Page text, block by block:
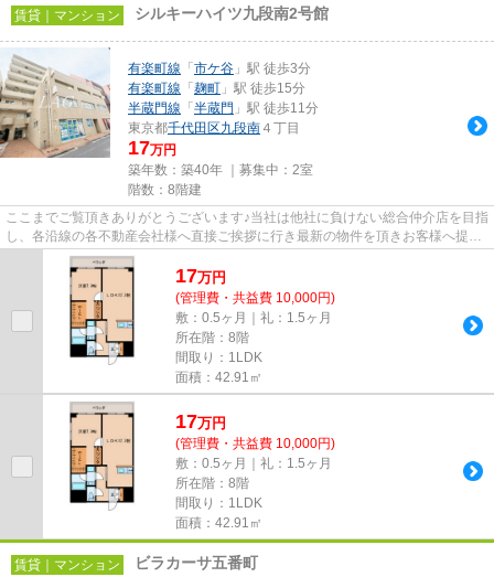
賃貸｜マンション シルキーハイツ九段南2号館
有楽町線 「 市ケ谷 」駅 徒歩3分
有楽町線 「 麹町 」駅 徒歩15分
半蔵門線 「 半蔵門 」駅 徒歩11分
東京都千代田区九段南 ４丁目
17万円
築年数：築40年 ｜募集中： 2室
階数：8階建
ここまでご覧頂きありがとうございます♪当社は他社に負けない総合仲介店を目指
し、各沿線の各不動産会社様へ直接ご挨拶に行き最新の物件を頂きお客様へ提供
しております！最新の情報は...
17万円
(管理費・共益費 10,000円)
敷：0.5ヶ月｜礼：1.5ヶ月
所在階：8階
間取り：1LDK
面積：42.91㎡
17万円
(管理費・共益費 10,000円)
敷：0.5ヶ月｜礼：1.5ヶ月
所在階：8階
間取り：1LDK
面積：42.91㎡
賃貸｜マンション ビラカーサ五番町